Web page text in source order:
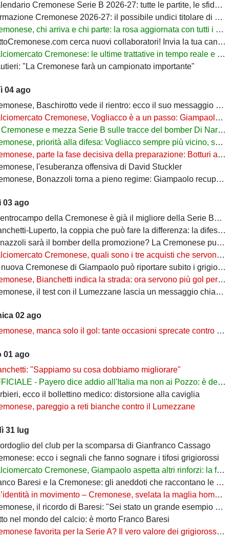
Cremonese Serie B 2026-27: tutte le partite, le sfide decisive e il percorso verso la Serie A
Cremonese 2026-27: il possibile undici titolare di Marco Giampaolo
chi arriva e chi parte: la rosa aggiornata con tutti i movimenti ufficiali
cerca nuovi collaboratori! Invia la tua candidatura!
Cremonese: le ultime trattative in tempo reale e tutti gli obiettivi di Botturi
"La Cremonese farà un campionato importante"
04 ago
Baschirotto vede il rientro: ecco il suo messaggio social
Cremonese, Vogliacco è a un passo: Giampaolo aspetta il rinforzo per la fascia destra
Cremonese e mezza Serie B sulle tracce del bomber Di Nardo
priorità alla difesa: Vogliacco sempre più vicino, spunta il nome di Giorgini
parte la fase decisiva della preparazione: Botturi accelera sul mercato, ma senza fretta
l'esuberanza offensiva di David Stuckler
Bonazzoli torna a pieno regime: Giampaolo recupera il suo bomber, resta l'emergenza in infermeria
03 ago
della Cremonese è già il migliore della Serie B? Giampaolo può sorridere
Luperto, la coppia che può fare la differenza: la difesa della Cremonese è già una garanzia?
sarà il bomber della promozione? La Cremonese punta su di lui per tornare in Serie A
Cremonese, quali sono i tre acquisti che servono per completare la rosa?
Cremonese di Giampaolo può riportare subito i grigiorossi in Serie A? Ecco perché i segnali sono incoraggianti
Bianchetti indica la strada: ora servono più gol per completare la crescita
il test con il Lumezzane lascia un messaggio chiaro: il mercato dovrà intervenire sulla fascia destra
02 ago
manca solo il gol: tante occasioni sprecate contro il Lumezzane, ma i segnali restano positivi
01 ago
"Sappiamo su cosa dobbiamo migliorare"
- Payero dice addio all'Italia ma non ai Pozzo: è del Watford
ecco il bollettino medico: distorsione alla caviglia
pareggio a reti bianche contro il Lumezzane
31 lug
del club per la scomparsa di Gianfranco Cassago
ecco i segnali che fanno sognare i tifosi grigiorossi
Cremonese, Giampaolo aspetta altri rinforzi: la fascia destra resta la priorità
Baresi e la Cremonese: gli aneddoti che raccontano le sfide contro una leggenda del calcio
in movimento – Cremonese, svelata la maglia home 2026/27
il ricordo di Baresi: "Sei stato un grande esempio di lealtà"
nel mondo del calcio: è morto Franco Baresi
favorita per la Serie A? Il vero valore dei grigiorossi può sorprendere tutti